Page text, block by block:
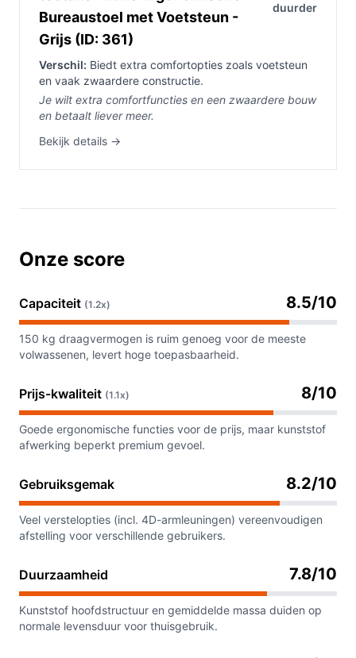
Bureaustoel met Voetsteun -
Grijs (ID: 361)
duurder
Verschil: Biedt extra comfortopties zoals voetsteun
en vaak zwaardere constructie.
Je wilt extra comfortfuncties en een zwaardere bouw
en betaalt liever meer.
Bekijk details →
Onze score
Capaciteit (1.2x) 8.5/10
150 kg draagvermogen is ruim genoeg voor de meeste
volwassenen, levert hoge toepasbaarheid.
Prijs-kwaliteit (1.1x) 8/10
Goede ergonomische functies voor de prijs, maar kunststof
afwerking beperkt premium gevoel.
Gebruiksgemak 8.2/10
Veel verstelopties (incl. 4D-armleuningen) vereenvoudigen
afstelling voor verschillende gebruikers.
Duurzaamheid 7.8/10
Kunststof hoofdstructuur en gemiddelde massa duiden op
normale levensduur voor thuisgebruik.